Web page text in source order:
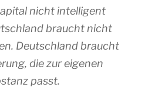
nicht intelligent
braucht nicht
Deutschland braucht
die zur eigenen
passt.